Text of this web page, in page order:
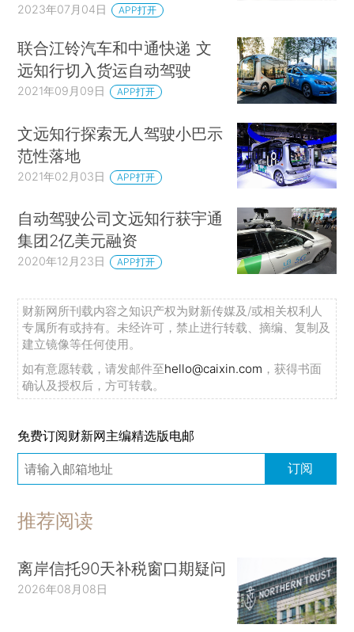
2023年07月04日 APP打开
联合江铃汽车和中通快递 文
远知行切入货运自动驾驶
2021年09月09日 APP打开
文远知行探索无人驾驶小巴示
范性落地
2021年02月03日 APP打开
自动驾驶公司文远知行获宇通
集团2亿美元融资
2020年12月23日 APP打开
财新网所刊载内容之知识产权为财新传媒及/或相关权利人
专属所有或持有。未经许可，禁止进行转载、摘编、复制及
建立镜像等任何使用。
如有意愿转载，请发邮件至hello@caixin.com ，获得书面
确认及授权后，方可转载。
免费订阅财新网主编精选版电邮
订阅
推荐阅读
离岸信托90天补税窗口期疑问
2026年08月08日